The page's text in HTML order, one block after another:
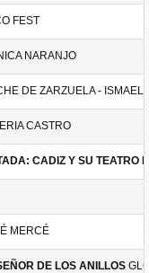
FEST
NARANJO
DE ZARZUELA -
CASTRO
CADIZ Y SU TEATRO
MERCÉ
DE LOS ANILLOS